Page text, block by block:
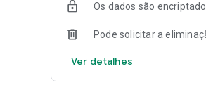
Os dados são
Pode solicitar a
Ver detalhes